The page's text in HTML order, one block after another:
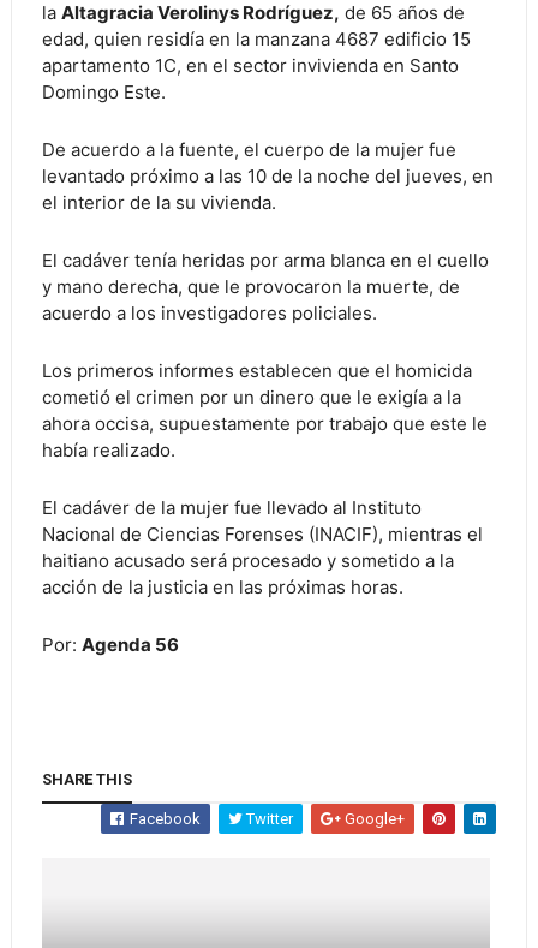
la Altagracia Verolinys Rodríguez, de 65 años de
edad, quien residía en la manzana 4687 edificio 15
apartamento 1C, en el sector invivienda en Santo
Domingo Este.
De acuerdo a la fuente, el cuerpo de la mujer fue
levantado próximo a las 10 de la noche del jueves, en
el interior de la su vivienda.
El cadáver tenía heridas por arma blanca en el cuello
y mano derecha, que le provocaron la muerte, de
acuerdo a los investigadores policiales.
Los primeros informes establecen que el homicida
cometió el crimen por un dinero que le exigía a la
ahora occisa, supuestamente por trabajo que este le
había realizado.
El cadáver de la mujer fue llevado al Instituto
Nacional de Ciencias Forenses (INACIF), mientras el
haitiano acusado será procesado y sometido a la
acción de la justicia en las próximas horas.
Por: Agenda 56
SHARE THIS
Facebook Twitter Google+